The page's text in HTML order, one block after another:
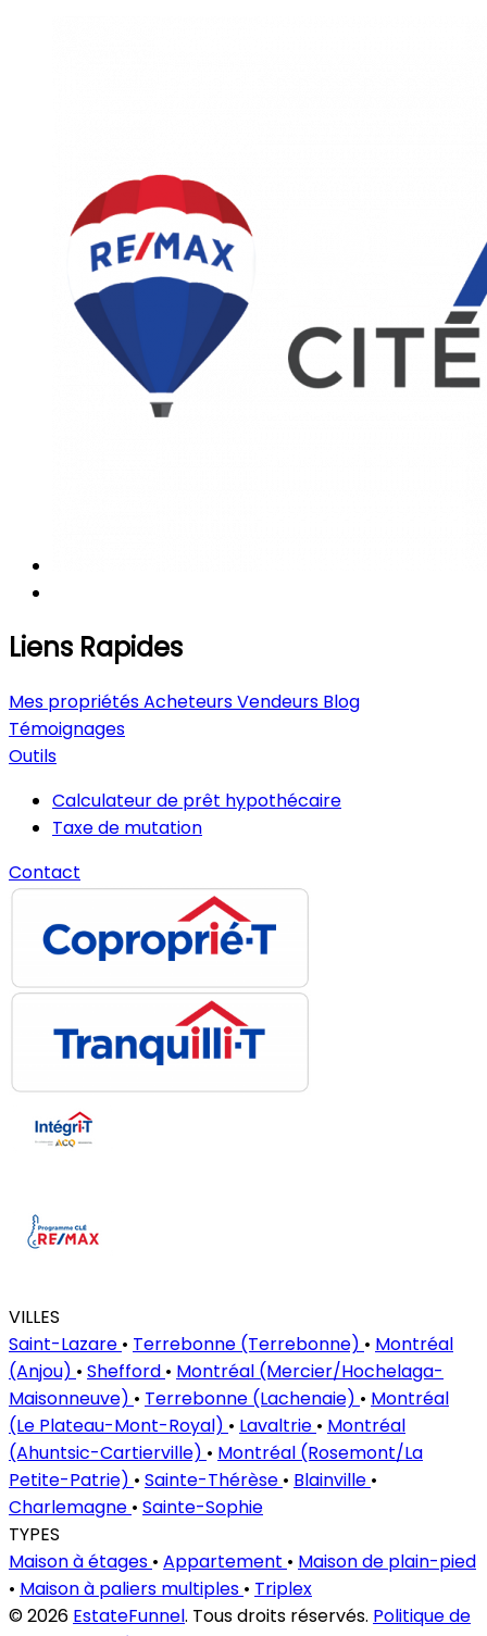
Liens Rapides
Mes propriétésAcheteursVendeurs Blog
Témoignages
Outils
Calculateur de prêt hypothécaire
Taxe de mutation
Contact
VILLES
Saint-Lazare • Terrebonne (Terrebonne) • Montréal
(Anjou) • Shefford • Montréal (Mercier/Hochelaga-
Maisonneuve) • Terrebonne (Lachenaie) • Montréal
(Le Plateau-Mont-Royal) • Lavaltrie • Montréal
(Ahuntsic-Cartierville) • Montréal (Rosemont/La
Petite-Patrie) • Sainte-Thérèse • Blainville •
Charlemagne • Sainte-Sophie
TYPES
Maison à étages • Appartement • Maison de plain-pied
• Maison à paliers multiples • Triplex
© 2026 EstateFunnel. Tous droits réservés. Politique de